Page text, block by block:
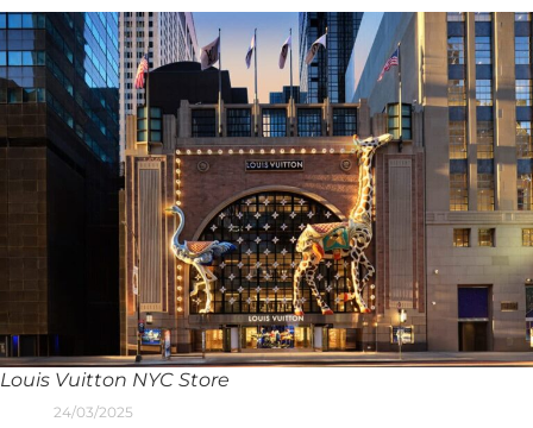
Louis Vuitton NYC Store
24/03/2025